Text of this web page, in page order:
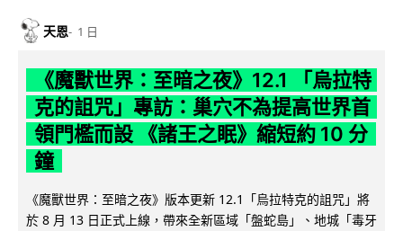
天恩 1 日
《魔獸世界：至暗之夜》12.1 「烏拉特
克的詛咒」專訪：巢穴不為提高世界首
領門檻而設 《諸王之眠》縮短約 10 分
鐘
《魔獸世界：至暗之夜》版本更新 12.1「烏拉特克的詛咒」將
於 8 月 13 日正式上線，帶來全新區域「盤蛇島」、地城「毒牙